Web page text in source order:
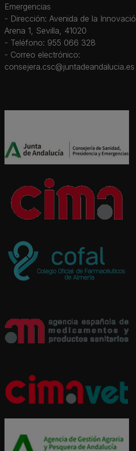
Emergencias
- Dirección: Avenida de la
Arena 1, Sevilla, 41020
- Teléfono: 955 066 328
- Correo electrónico:
consejera.csc@juntadeandalucia.es